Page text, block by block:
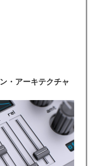
・ アーキテクチャ